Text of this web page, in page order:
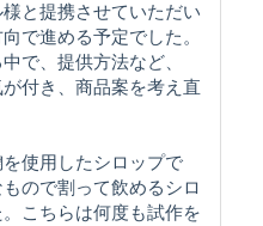
と提携させていただい
で進める予定でした。
で、提供方法など、
付き、商品案を考え直
使用したシロップで
ので割って飲めるシロ
こちらは何度も試作を